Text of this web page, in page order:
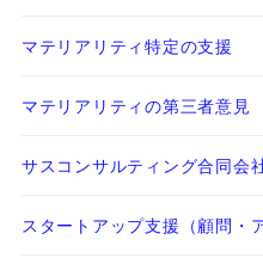
マテリアリティ特定の支援
マテリアリティの第三者意見
サスコンサルティング合同会
スタートアップ支援（顧問・